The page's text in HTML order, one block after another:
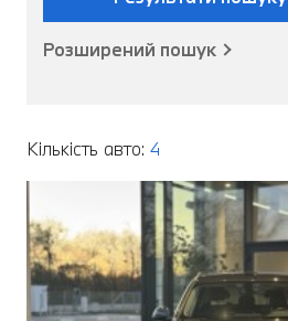
Розширений пошук
Кількість авто: 4